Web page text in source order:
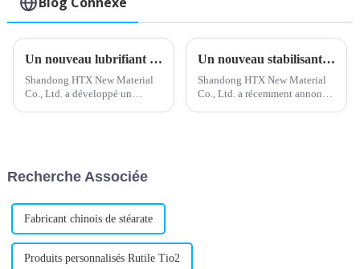
Un nouveau lubrifiant interne pour PVC améliore les performances du matériau
Shandong HTX New Material
Co., Ltd. a développé un
recherche et développement de
Un nouveau stabilisant calcium-zinc donne des résultats prometteurs
Shandong HTX New Material
Co., Ltd. a récemment annoncé
Recherche Associée
Fabricant chinois de stéarate
Produits personnalisés Rutile Tio2